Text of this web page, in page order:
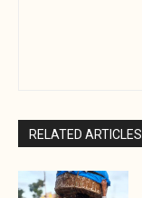
RELATED ARTICLES